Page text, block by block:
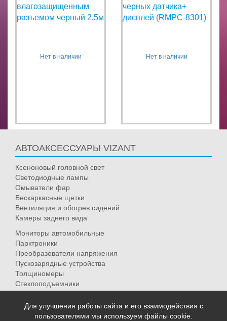
влагозащищенным
разъемом черный 2,5м
Нет в наличии
черных датчика+
дисплей (RMPC-8301)
Нет в наличии
АВТОАКСЕССУАРЫ VIZANT
Ксеноновый головной свет
Светодиодные лампы
Омыватели фар
Бескаркасные щетки
Вентиляция и обогрев сидений
Камеры заднего вида
Мониторы автомобильные
Парктроники
Преобразователи напряжения
Пускозарядные устройства
Толщиномеры
Стеклоподъемники
О КОМПАНИИ
Для улучшения работы сайта и его взаимодействия с
пользователями мы используем файлы cookie.